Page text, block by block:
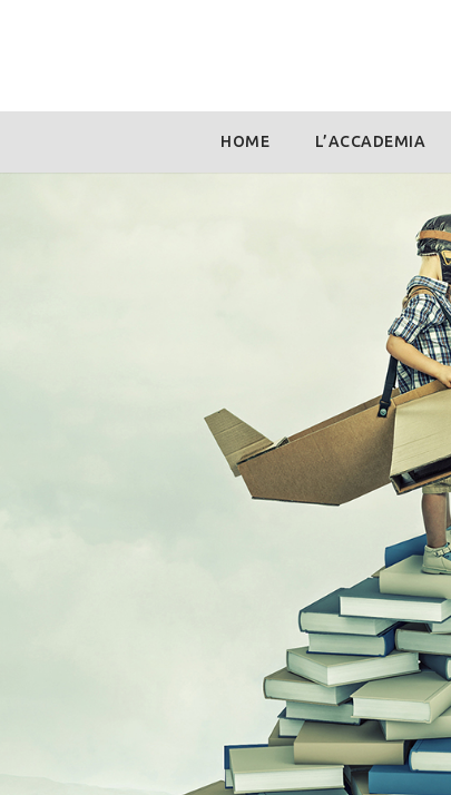
content
HOME L’ACCADEMIA